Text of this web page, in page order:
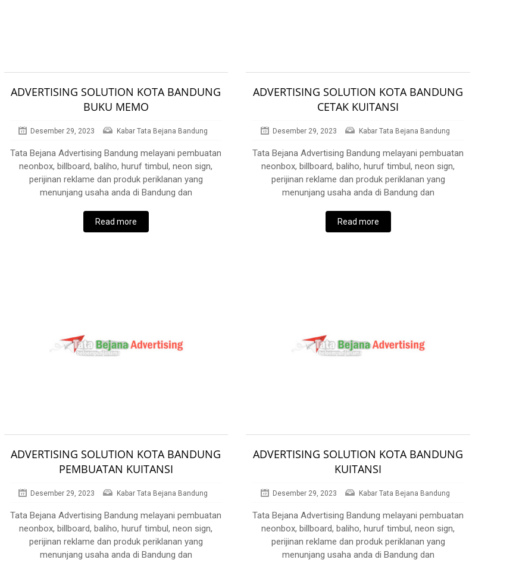
ADVERTISING SOLUTION KOTA BANDUNG
BUKU MEMO
Desember 29, 2023 Kabar Tata Bejana Bandung
Tata Bejana Advertising Bandung melayani pembuatan
neonbox, billboard, baliho, huruf timbul, neon sign,
perijinan reklame dan produk periklanan yang
menunjang usaha anda di Bandung dan
Read more
ADVERTISING SOLUTION KOTA BANDUNG
CETAK KUITANSI
Desember 29, 2023 Kabar Tata Bejana Bandung
Tata Bejana Advertising Bandung melayani pembuatan
neonbox, billboard, baliho, huruf timbul, neon sign,
perijinan reklame dan produk periklanan yang
menunjang usaha anda di Bandung dan
Read more
ADVERTISING SOLUTION KOTA BANDUNG
PEMBUATAN KUITANSI
Desember 29, 2023 Kabar Tata Bejana Bandung
Tata Bejana Advertising Bandung melayani pembuatan
neonbox, billboard, baliho, huruf timbul, neon sign,
perijinan reklame dan produk periklanan yang
menunjang usaha anda di Bandung dan
ADVERTISING SOLUTION KOTA BANDUNG
KUITANSI
Desember 29, 2023 Kabar Tata Bejana Bandung
Tata Bejana Advertising Bandung melayani pembuatan
neonbox, billboard, baliho, huruf timbul, neon sign,
perijinan reklame dan produk periklanan yang
menunjang usaha anda di Bandung dan